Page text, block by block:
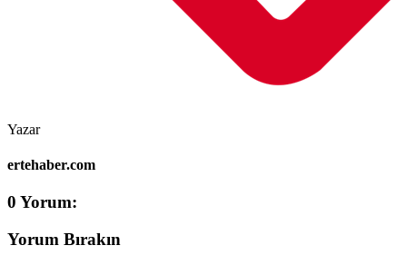
Yazar
ertehaber.com
0 Yorum:
Yorum Bırakın